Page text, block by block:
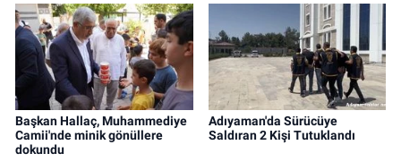
Başkan Hallaç, Muhammediye
Camii'nde minik gönüllere
dokundu
Adıyaman'da Sürücüye
Saldıran 2 Kişi Tutuklandı